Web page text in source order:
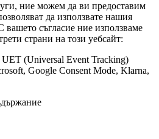
ние можем да ви предоставим
да използвате нашия
вашето съгласие ние използваме
страни на този уебсайт:
UET (Universal Event Tracking)
Google Consent Mode, Klarna,